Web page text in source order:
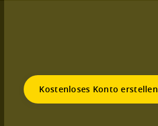
Kostenloses Konto erstellen